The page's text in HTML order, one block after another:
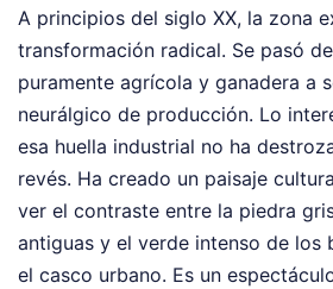
A principios del siglo XX, la zona
transformación radical. Se pasó
puramente agrícola y ganadera a
neurálgico de producción. Lo
esa huella industrial no ha
revés. Ha creado un paisaje
ver el contraste entre la piedra
antiguas y el verde intenso de los
el casco urbano. Es un